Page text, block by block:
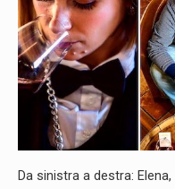
Da sinistra a destra: